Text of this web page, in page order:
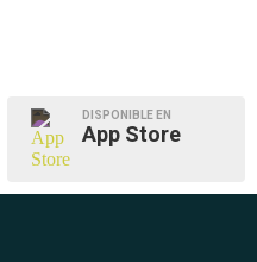
DISPONIBLE EN
App Store